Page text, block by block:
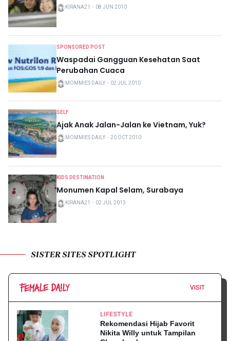
KIRANA21 ・ 08 JUN 2010
SPONSORED POST
Waspadai Gangguan Kesehatan Saat
Perubahan Cuaca
MOMMIES DAILY ・ 02 JUL 2010
SELF
Ajak Anak Jalan-Jalan ke Vietnam, Yuk?
MOMMIES DAILY ・ 20 OCT 2010
KIDS DESTINATION
Monumen Kapal Selam, Surabaya
KIRANA21 ・ 02 JUL 2013
SISTER SITES SPOTLIGHT
VISIT
LIFESTYLE
Rekomendasi Hijab Favorit
Nikita Willy untuk Tampilan